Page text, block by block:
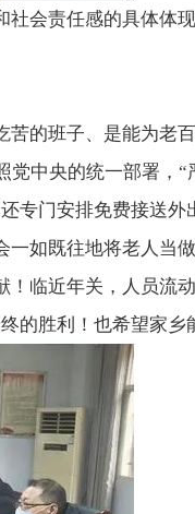
会责任感的具体体
的班子、是能为老百
中央的统一部署，“
专门安排免费接送外
如既往地将老人当做
！ 临近年关，人员流
的胜利！ 也希望家乡